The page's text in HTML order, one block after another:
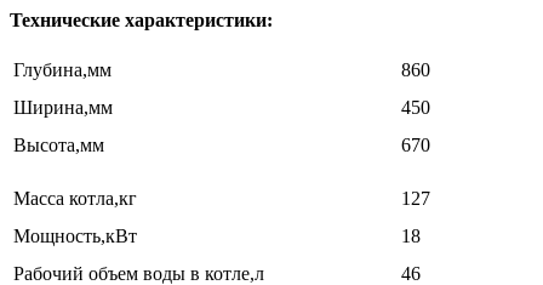
Технические характеристики:
Глубина,мм
860
Ширина,мм
450
Высота,мм
670
Масса котла,кг
127
Мощность,кВт
18
Рабочий объем воды в котле,л
46